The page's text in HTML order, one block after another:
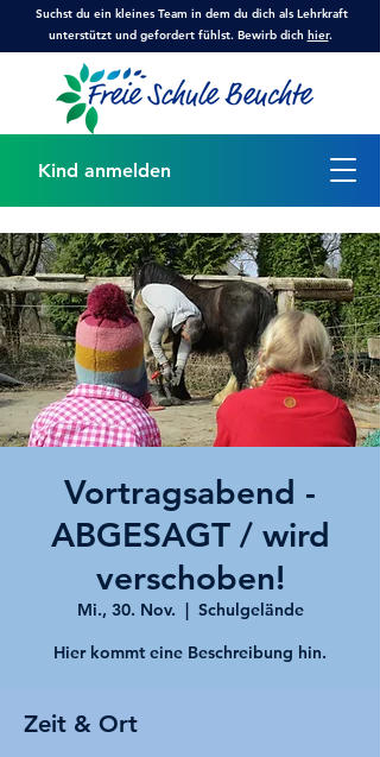
Suchst du ein kleines Team in dem du dich als Lehrkraft
unterstützt und gefordert fühlst. Bewirb dich hier.
Kind anmelden
Vortragsabend -
ABGESAGT / wird
verschoben!
Mi., 30. Nov.
  |
Schulgelände
Hier kommt eine Beschreibung hin.
Zeit & Ort